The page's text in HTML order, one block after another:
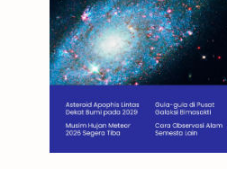
Meteor Gerhana
Komet ISON Jupiter
Planet Kerdil Bumi
Pengetahuan Berita